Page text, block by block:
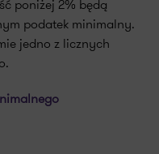
poniżej 2% będą
podatek minimalny.
jedno z licznych